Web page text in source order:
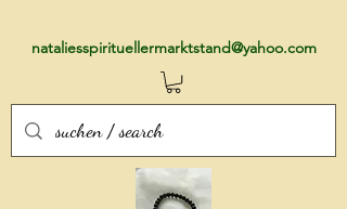
nataliesspirituellermarktstand@yahoo.com